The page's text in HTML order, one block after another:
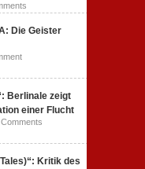
Die Geister
Berlinale zeigt
einer Flucht
Kritik des